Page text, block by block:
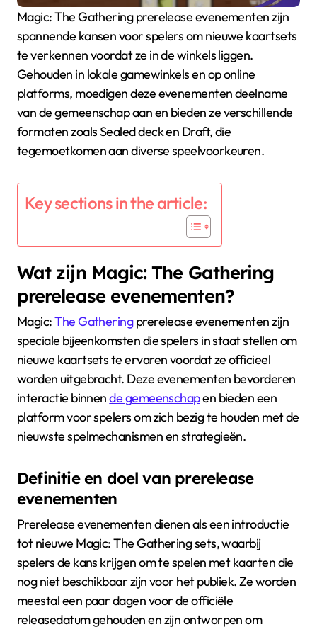
Magic: The Gathering prerelease evenementen zijn
spannende kansen voor spelers om nieuwe kaartsets
te verkennen voordat ze in de winkels liggen.
Gehouden in lokale gamewinkels en op online
platforms, moedigen deze evenementen deelname
van de gemeenschap aan en bieden ze verschillende
formaten zoals Sealed deck en Draft, die
tegemoetkomen aan diverse speelvoorkeuren.
Key sections in the article:
Wat zijn Magic: The Gathering
prerelease evenementen?
Magic:The Gatheringprerelease evenementen zijn
speciale bijeenkomsten die spelers in staat stellen om
nieuwe kaartsets te ervaren voordat ze officieel
worden uitgebracht. Deze evenementen bevorderen
interactie binnende gemeenschapen bieden een
platform voor spelers om zich bezig te houden met de
nieuwste spelmechanismen en strategieën.
Definitie en doel van prerelease
evenementen
Prerelease evenementen dienen als een introductie
tot nieuwe Magic: The Gathering sets, waarbij
spelers de kans krijgen om te spelen met kaarten die
nog niet beschikbaar zijn voor het publiek. Ze worden
meestal een paar dagen voor de officiële
releasedatum gehouden en zijn ontworpen om